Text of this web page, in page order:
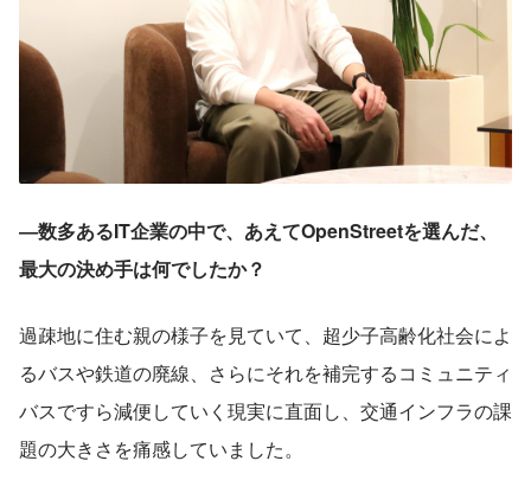
―数多あるIT企業の中で、あえてOpenStreetを選んだ、
最大の決め手は何でしたか？
過疎地に住む親の様子を見ていて、超少子高齢化社会によ
るバスや鉄道の廃線、さらにそれを補完するコミュニティ
バスですら減便していく現実に直面し、交通インフラの課
題の大きさを痛感していました。